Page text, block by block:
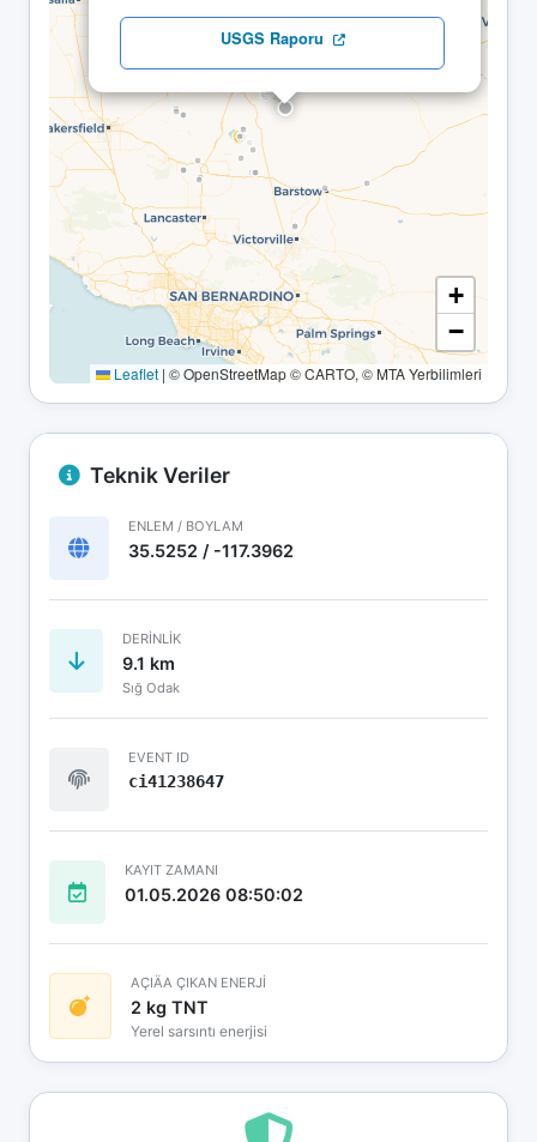
USGS Raporu
+
−
Leaflet | © OpenStreetMap © CARTO, © MTA Yerbilimleri
Teknik Veriler
ENLEM / BOYLAM
35.5252 / -117.3962
DERINLIK
9.1 km
Sığ Odak
EVENT ID
ci41238647
KAYIT ZAMANI
01.05.2026 08:50:02
AÇIÄA ÇIKAN ENERJİ
2 kg TNT
Yerel sarsıntı enerjisi